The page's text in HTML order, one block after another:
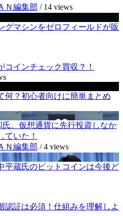
Ｎ編集部 / 14 views
グマシンをゼロフィールドが販
コインチェック買収？！
何？初心者向けに簡単まとめ
氏。仮想通貨に先行投資しなか
ていた！
Ｎ編集部 /4 views
平蔵氏のビットコインは今後ど
認証は必須！仕組みを理解しよ